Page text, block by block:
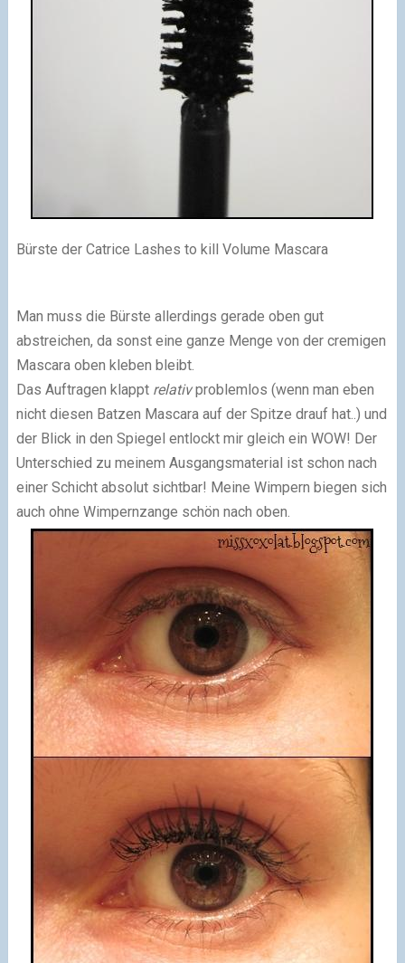
Bürste der Catrice Lashes to kill Volume Mascara
Man muss die Bürste allerdings gerade oben gut
abstreichen, da sonst eine ganze Menge von der cremigen
Mascara oben kleben bleibt.
Das Auftragen klappt relativproblemlos (wenn man eben
nicht diesen Batzen Mascara auf der Spitze drauf hat..) und
der Blick in den Spiegel entlockt mir gleich ein WOW! Der
Unterschied zu meinem Ausgangsmaterial ist schon nach
einer Schicht absolut sichtbar! Meine Wimpern biegen sich
auch ohne Wimpernzange schön nach oben.